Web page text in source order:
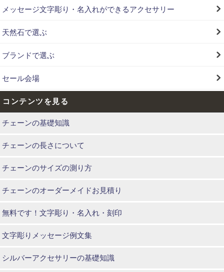
メッセージ文字彫り・名入れができるアクセサリー
天然石で選ぶ
ブランドで選ぶ
セール会場
コンテンツを見る
チェーンの基礎知識
チェーンの長さについて
チェーンのサイズの測り方
チェーンのオーダーメイドお見積り
無料です！文字彫り・名入れ・刻印
文字彫りメッセージ例文集
シルバーアクセサリーの基礎知識